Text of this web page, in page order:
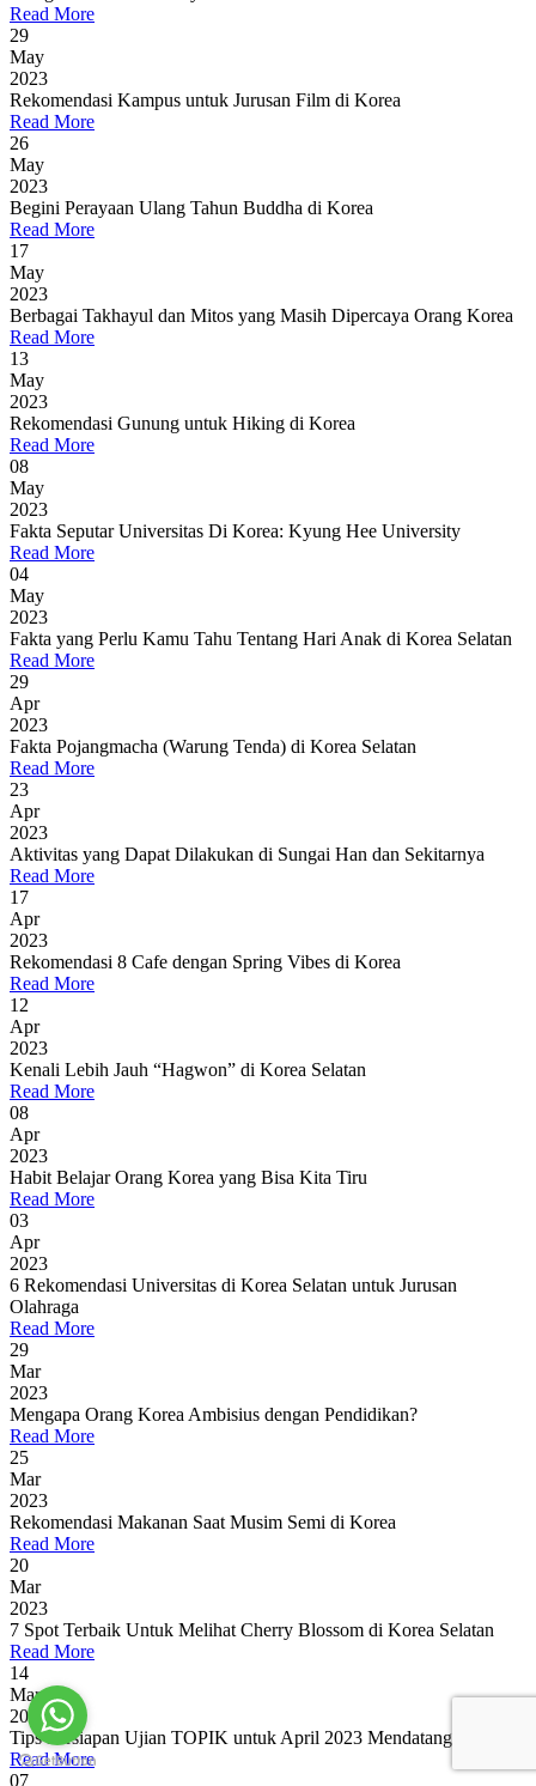
Read More
29
May
2023
Rekomendasi Kampus untuk Jurusan Film di Korea
Read More
26
May
2023
Begini Perayaan Ulang Tahun Buddha di Korea
Read More
17
May
2023
Berbagai Takhayul dan Mitos yang Masih Dipercaya Orang Korea
Read More
13
May
2023
Rekomendasi Gunung untuk Hiking di Korea
Read More
08
May
2023
Fakta Seputar Universitas Di Korea: Kyung Hee University
Read More
04
May
2023
Fakta yang Perlu Kamu Tahu Tentang Hari Anak di Korea Selatan
Read More
29
Apr
2023
Fakta Pojangmacha (Warung Tenda) di Korea Selatan
Read More
23
Apr
2023
Aktivitas yang Dapat Dilakukan di Sungai Han dan Sekitarnya
Read More
17
Apr
2023
Rekomendasi 8 Cafe dengan Spring Vibes di Korea
Read More
12
Apr
2023
Kenali Lebih Jauh “Hagwon” di Korea Selatan
Read More
08
Apr
2023
Habit Belajar Orang Korea yang Bisa Kita Tiru
Read More
03
Apr
2023
6 Rekomendasi Universitas di Korea Selatan untuk Jurusan
Olahraga
Read More
29
Mar
2023
Mengapa Orang Korea Ambisius dengan Pendidikan?
Read More
25
Mar
2023
Rekomendasi Makanan Saat Musim Semi di Korea
Read More
20
Mar
2023
7 Spot Terbaik Untuk Melihat Cherry Blossom di Korea Selatan
Read More
14
Mar
2023
Tips Persiapan Ujian TOPIK untuk April 2023 Mendatang
Read More
07